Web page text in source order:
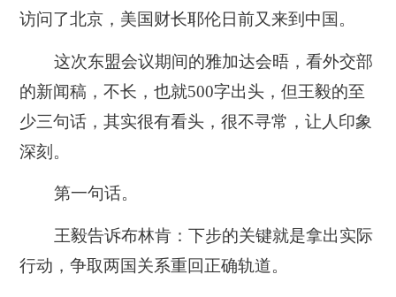
访问了北京，美国财长耶伦日前又来到中国。
这次东盟会议期间的雅加达会晤，看外交部
的新闻稿，不长，也就500字出头，但王毅的至
少三句话，其实很有看头，很不寻常，让人印象
深刻。
第一句话。
王毅告诉布林肯： 下步的关键就是拿出实际
行动，争取两国关系重回正确轨道。